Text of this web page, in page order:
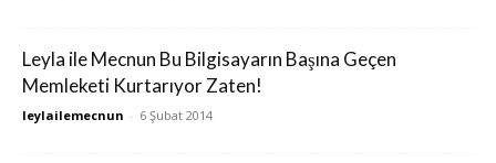
Leyla ile Mecnun Bu Bilgisayarın Başına Geçen
Memleketi Kurtarıyor Zaten!
leylailemecnun - 6 Şubat 2014